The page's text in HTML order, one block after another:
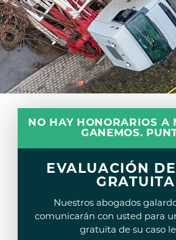
NO HAY HONORARIOS A
GANEMOS.
EVALUACIÓN
GRATUITA
Nuestros abogados
comunicarán con usted para
gratuita de su caso